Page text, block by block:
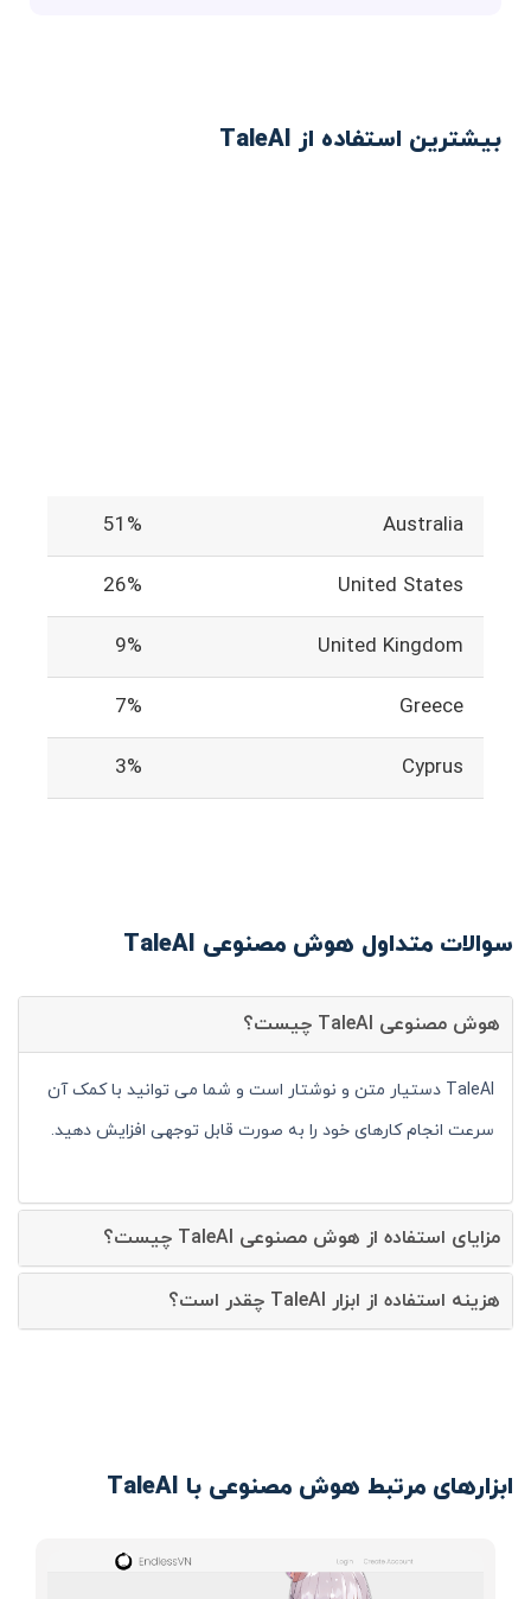
بیشترین استفاده از TaleAI
Australia
51%
United States
26%
United Kingdom
9%
Greece
7%
Cyprus
3%
سوالات متداول هوش مصنوعی TaleAI
هوش مصنوعی TaleAI چیست؟
TaleAI دستیار متن و نوشتار است و شما می توانید با کمک آن
سرعت انجام کارهای خود را به صورت قابل توجهی افزایش دهید.
مزایای استفاده از هوش مصنوعی TaleAI چیست؟
هزینه استفاده از ابزار TaleAI چقدر است؟
ابزارهای مرتبط هوش مصنوعی با TaleAI